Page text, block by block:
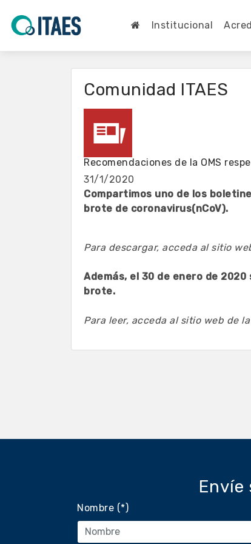
Institucional
Comunidad ITAES
Recomendaciones de la OMS
31/1/2020
Compartimos uno de los
brote de coronavirus(nCoV).
Para descargar, acceda al sitio
Además, el 30 de enero de
brote.
Para leer, acceda al sitio web de la
Envíe
Nombre (*)